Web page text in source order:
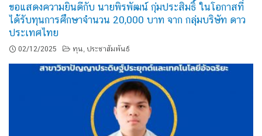
ขอแสดงความยินดีกับ นายพิรพัฒน์ กุ่มประสิมธิ์ ในโอกาสที่
ได้รับทุนการศึกษาจำนวน 20,000 บาท จาก กลุ่มบริษัท ดาว
ประเทศไทย
02/12/2025 ทุน ประชาสัมพันธ์